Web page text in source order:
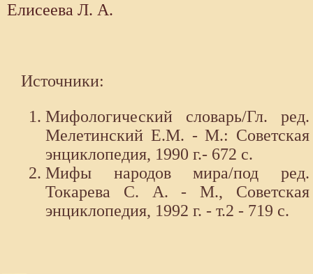
Елисеева Л. А.
Источники:
Мифологический словарь/Гл. ред.
Мелетинский Е.М. - М.: Советская
энциклопедия, 1990 г.- 672 с.
Мифы народов мира/под ред.
Токарева С. А. - М., Советская
энциклопедия, 1992 г. - т.2 - 719 с.